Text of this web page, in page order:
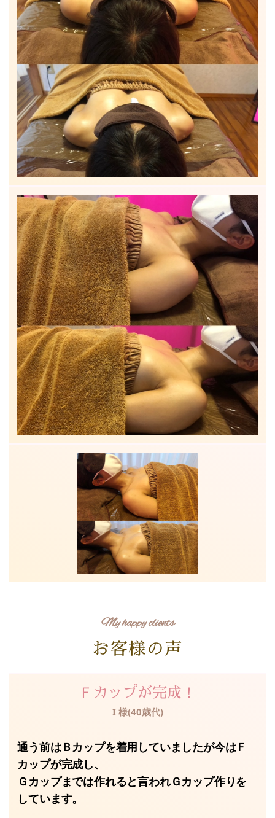
My happy clients
お客様の声
Ｆカップが完成！
I 様(40歳代)
通う前はＢカップを着用していましたが今はＦ
カップが完成し、
Ｇカップまでは作れると言われＧカップ作りを
しています。